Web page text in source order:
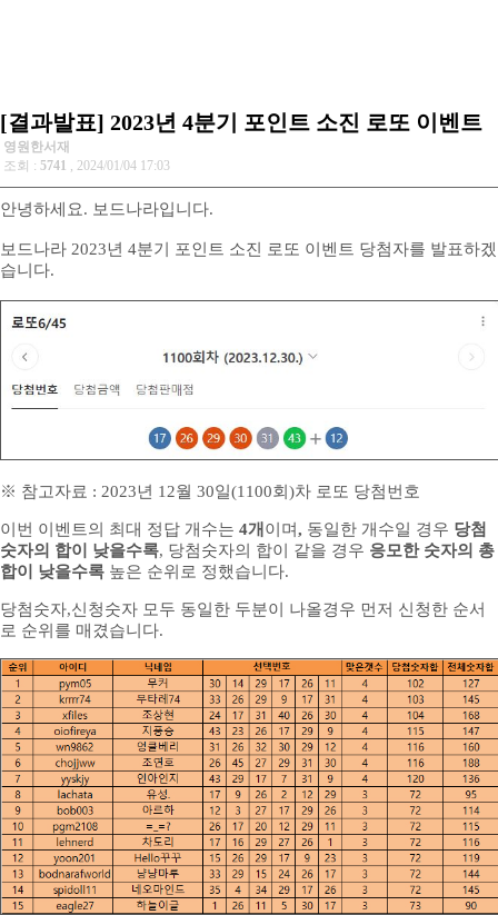
[결과발표] 2023년 4분기 포인트 소진 로또 이벤트
영원한서재
조회 : 5741 , 2024/01/04 17:03
안녕하세요. 보드나라입니다.
보드나라 2023년 4분기 포인트 소진 로또 이벤트 당첨자를 발표하겠
습니다.
※ 참고자료 : 2023년 12월 30일(1100회)차 로또 당첨번호
이번 이벤트의 최대 정답 개수는 4개 이며, 동일한 개수일 경우 당첨
숫자의 합이 낮을수록, 당첨숫자의 합이 같을 경우 응모한 숫자의 총
합이 낮을수록 높은 순위로 정했습니다.
당첨숫자,신청숫자 모두 동일한 두분이 나올경우 먼저 신청한 순서
로 순위를 매겼습니다.